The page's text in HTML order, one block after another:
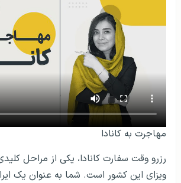
مهاجرت به کانادا
رزرو وقت سفارت کانادا، یکی از مراحل
ویزای این کشور است. شما به عنوان یک